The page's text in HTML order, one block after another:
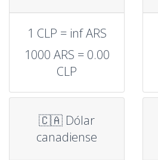
1 CLP = inf ARS
1000 ARS = 0.00
CLP
🇨🇦 Dólar
canadiense